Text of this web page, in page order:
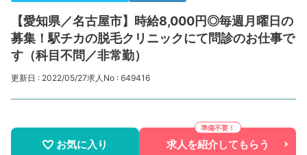
【愛知県／名古屋市】時給8,000円◎毎週月曜日の
募集！駅チカの脱毛クリニックにて問診のお仕事で
す（科目不問／非常勤）
更新日 : 2022/05/27求人No : 649416
お気に入り 求人を紹介してもらう